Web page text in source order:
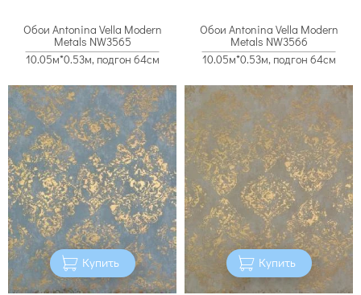
Обои Antonina Vella Modern
Metals NW3565
10.05м*0.53м, подгон 64см
Купить
Обои Antonina Vella Modern
Metals NW3566
10.05м*0.53м, подгон 64см
Купить